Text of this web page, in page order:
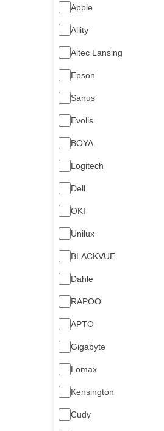
Apple
Allity
Altec Lansing
Epson
Sanus
Evolis
BOYA
Logitech
Dell
OKI
Unilux
BLACKVUE
Dahle
RAPOO
APTO
Gigabyte
Lomax
Kensington
Cudy